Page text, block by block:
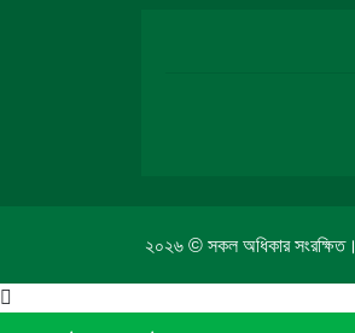
২০২৬ © সকল অধিকার সংরক্ষিত।